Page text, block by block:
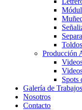
Toldos
Producción
Spots
Galería de Trabajos
Nosotros
Contacto